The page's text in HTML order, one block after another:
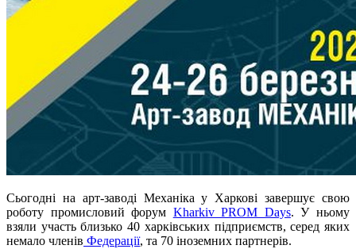
Сьогодні на арт-заводі Механіка у Харкові завершує свою
роботу промисловий форум Kharkiv PROM Days. У ньому
взяли участь близько 40 харківських підприємств, серед яких
немало членів Федерації, та 70 іноземних партнерів.